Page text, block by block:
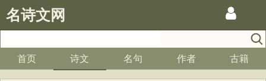
名诗文网
首页 诗文 名句 作者 古籍